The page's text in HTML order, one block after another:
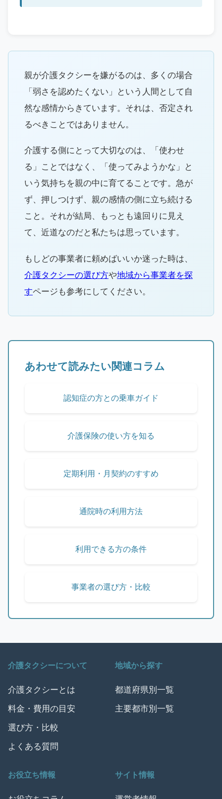
親が介護タクシーを嫌がるのは、多くの場合
「弱さを認めたくない」という人間として自
然な感情からきています。それは、否定され
るべきことではありません。
介護する側にとって大切なのは、「使わせ
る」ことではなく、「使ってみようかな」と
いう気持ちを親の中に育てることです。急が
ず、押しつけず、親の感情の側に立ち続ける
こと。それが結局、もっとも遠回りに見え
て、近道なのだと私たちは思っています。
もしどの事業者に頼めばいいか迷った時は、
介護タクシーの選び方や地域から事業者を探
すページも参考にしてください。
あわせて読みたい関連コラム
認知症の方との乗車ガイド
介護保険の使い方を知る
定期利用・月契約のすすめ
通院時の利用方法
利用できる方の条件
事業者の選び方・比較
介護タクシーについて
介護タクシーとは
料金・費用の目安
選び方・比較
よくある質問
地域から探す
都道府県別一覧
主要都市別一覧
お役立ち情報 サイト情報